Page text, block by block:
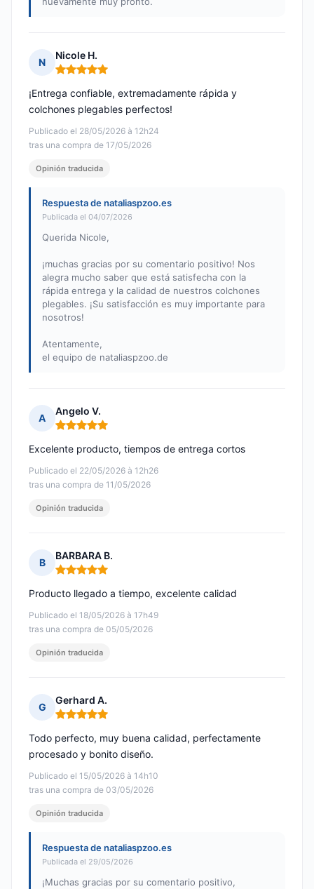
N
Nicole H.
Nota: 5 de 5
Publicado el 28/05/2026 à 12h24
tras una compra de 17/05/2026
¡Entrega confiable, extremadamente rápida y
colchones plegables perfectos!
Opinión traducida
Respuesta de nataliaspzoo.es
Publicada el 04/07/2026
Querida Nicole,
¡muchas gracias por su comentario positivo! Nos
alegra mucho saber que está satisfecha con la
rápida entrega y la calidad de nuestros colchones
plegables. ¡Su satisfacción es muy importante para
nosotros!
Atentamente,
el equipo de nataliaspzoo.de
A
Angelo V.
Nota: 5 de 5
Publicado el 22/05/2026 à 12h26
tras una compra de 11/05/2026
Excelente producto, tiempos de entrega cortos
Opinión traducida
B
BARBARA B.
Nota: 5 de 5
Publicado el 18/05/2026 à 17h49
tras una compra de 05/05/2026
Producto llegado a tiempo, excelente calidad
Opinión traducida
G
Gerhard A.
Nota: 5 de 5
Publicado el 15/05/2026 à 14h10
tras una compra de 03/05/2026
Todo perfecto, muy buena calidad, perfectamente
procesado y bonito diseño.
Opinión traducida
Respuesta de nataliaspzoo.es
Publicada el 29/05/2026
¡Muchas gracias por su comentario positivo,